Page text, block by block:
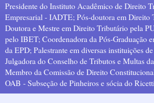
Presidente do Instituto Acadêmico de Direito
Empresarial - IADTE; Pós-doutora em Direito
Doutora e Mestre em Direito Tributário pela
pelo IBET; Coordenadora da Pós-Graduação
da EPD; Palestrante em diversas instituições
Julgadora do Conselho de Tributos e Multas
Membro da Comissão de Direito
OAB - Subseção de Pinheiros e sócia do